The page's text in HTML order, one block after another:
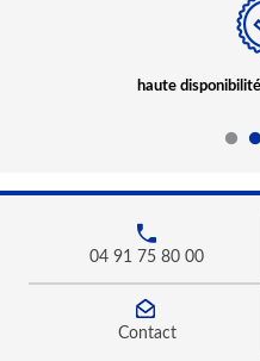
haute
04 91 75 80 00
Contact